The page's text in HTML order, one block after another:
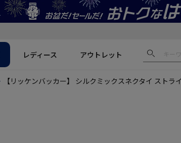
レディース アウトレット
【リッケンバッカー】 シルクミックスネクタイ ストラ